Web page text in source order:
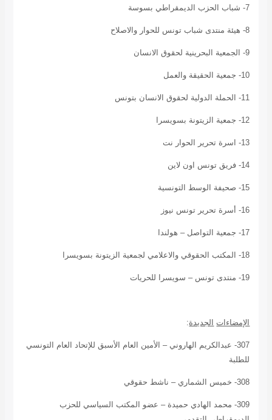
7- شباب الحزب الديمقراطي بسوسة
8- هيئة منتدى شباب تونس للحوار والاصلاح
9- الجمعية البحرينية لحقوق الانسان
10- جمعية الحقيقة والعمل
11- الحملة الدولية لحقوق الانسان بتونس
12- جمعية الزيتونة بسويسرا
13- اسرة تحرير الحوار نت
14- فريق تونس اون لاين
15- صحيفة الوسط التونسية
16- أسرة تحرير تونس نيوز
17- جمعية التواصل – هولندا
18- المكتب الحقوقي والاعلامي لجمعية الزيتونة بسويسرا
19- منتدى تونس – سويسرا للحريات
الإمضاءات الجديدة:
307- عبدالكريم الهاروني – الأمين العام الأسبق للإتحاد العام التونسي
للطلبة
308- خميس الشماري – ناشط حقوقي
309- محمد الهادي حميدة – عضو المكتب السياسي للحزب